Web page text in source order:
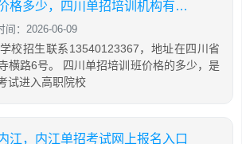
四川单招培训班价格多少，四川单招培训机构有哪些
间：2026-06-09
校招生联系13540123367，地址在四川省
横路6号。 四川单招培训班价格的多少，是
试进入高职院校
江，内江单招考试网上报名入口